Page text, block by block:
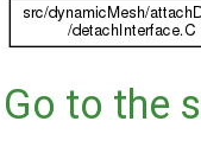
Go to the